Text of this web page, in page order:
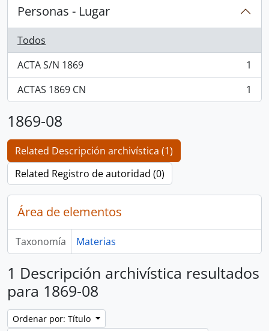
Personas - Lugar
Todos
ACTA S/N 1869
, 1 resultados
1
ACTAS 1869 CN
, 1 resultados 1
1869-08
Related Descripción archivística (1)
Related Registro de autoridad (0)
Área de elementos
Taxonomía Materias
1 Descripción archivística resultados
para 1869-08
Ordenar por: Título